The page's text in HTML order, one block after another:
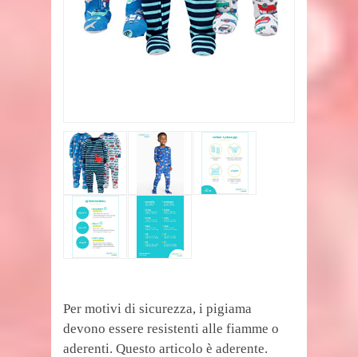
Per motivi di sicurezza, i pigiama
devono essere resistenti alle fiamme o
aderenti. Questo articolo è aderente.